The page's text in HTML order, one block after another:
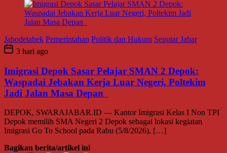
Jabodetabek Pemerintahan Politik dan Hukum Seputar Jabar
3 hari ago
Imigrasi Depok Sasar Pelajar SMAN 2 Depok:
Waspadai Jebakan Kerja Luar Negeri, Poltekim
Jadi Jalan Masa Depan
DEPOK, SWARAJABAR.ID — Kantor Imigrasi Kelas I Non TPI
Depok memilih SMA Negeri 2 Depok sebagai lokasi kegiatan
Imigrasi Go To School pada Rabu (5/8/2026), […]
Bagikan berita/artikel ini